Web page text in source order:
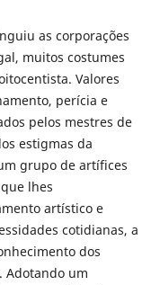
as corporações
muitos costumes
Valores
perícia e
pelos mestres de
estigmas da
grupo de artífices
lhes
artístico e
cotidianas, a
dos
Adotando um